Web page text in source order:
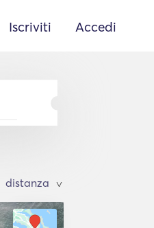
Iscriviti Accedi
>